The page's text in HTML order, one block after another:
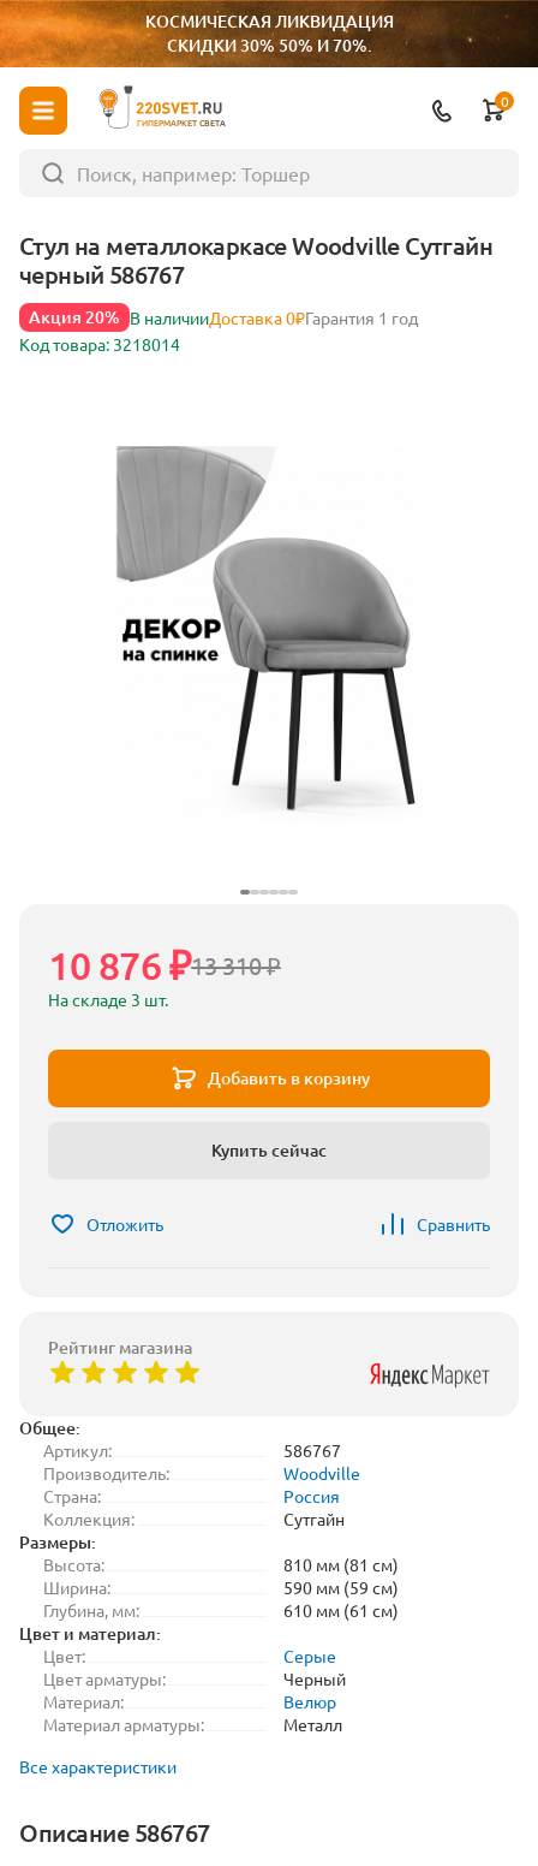
КОСМИЧЕСКАЯ ЛИКВИДАЦИЯ
СКИДКИ 30% 50% И 70%.
ГИПЕРМАРКЕТ СВЕТА
0
Стул на металлокаркасе Woodville Сутгайн
черный 586767
Акция 20% В наличииДоставка 0₽Гарантия 1 год
Код товара: 3218014
Общее:
Артикул:
586767
Производитель:
Woodville
Страна:
Россия
Коллекция:
Сутгайн
Размеры:
Высота:
810 мм (81 см)
Ширина:
590 мм (59 см)
Глубина, мм:
610 мм (61 см)
Цвет и материал:
Цвет:
Серые
Цвет арматуры:
Черный
Материал:
Велюр
Материал арматуры:
Металл
Все характеристики
Описание 586767
13 310 ₽
10 876 ₽
На складе 3 шт.
Добавить в корзину
Купить сейчас
Отложить Сравнить
Рейтинг магазина